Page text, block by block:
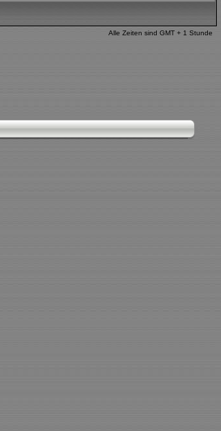
Alle Zeiten sind GMT + 1 Stunde